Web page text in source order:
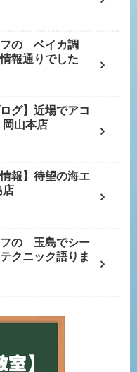
フの ベイカ調
報通りでした
グ】近場でアコ
岡山本店
情報】待望の海エ
店
フの 玉島でシー
クニック語りま